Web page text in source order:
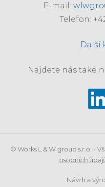
E-mail:
Telefon:
Další
Najdete nás také
© Works L & W group s.r.o. -
osobních
Návrh a